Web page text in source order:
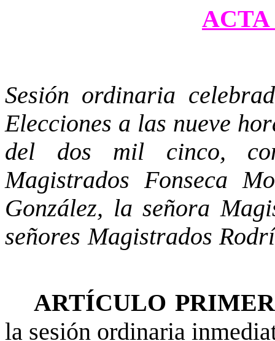
ACTA
Sesión ordinaria
Elecciones a las nueve
del dos mil cinco,
Magistrados Fonseca
González, la señora
señores Magistrados
ARTÍCULO
la sesión ordinaria